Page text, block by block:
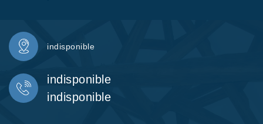
indisponible
indisponible
indisponible